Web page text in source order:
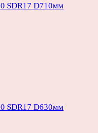
SDR17 D710мм
SDR17 D630мм